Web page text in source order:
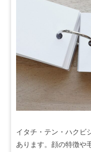
イタチ・テン・ハクビ
あります。顔の特徴や